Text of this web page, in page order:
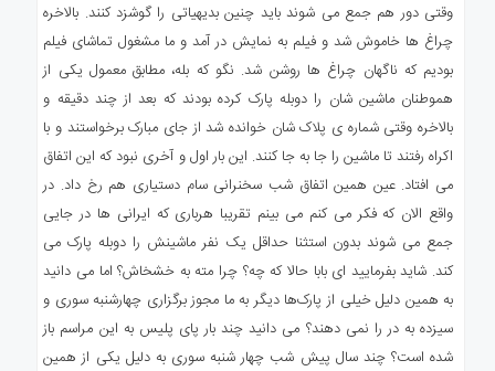
وقتی دور هم جمع می شوند باید چنین بدیهیاتی را گوشزد کنند. بالاخره
چراغ ها خاموش شد و فیلم به نمایش در آمد و ما مشغول تماشای فیلم
بودیم که ناگهان چراغ ها روشن شد. نگو که بله، مطابق معمول یکی از
هموطنان ماشین شان را دوبله پارک کرده بودند که بعد از چند دقیقه و
بالاخره وقتی شماره ی پلاک شان خوانده شد از جای مبارک برخواستند و با
اکراه رفتند تا ماشین را جا به جا کنند. این بار اول و آخری نبود که این اتفاق
می افتاد. عین همین اتفاق شب سخنرانی سام دستیاری هم رخ داد. در
واقع الان که فکر می کنم می بینم تقریبا هرباری که ایرانی ها در جایی
جمع می شوند بدون استثنا حداقل یک نفر ماشینش را دوبله پارک می
کند. شاید بفرمایید ای بابا حالا که چه؟ چرا مته به خشخاش؟ اما می دانید
به همین دلیل خیلی از پارک‌ها دیگر به ما مجوز برگزاری چهارشنبه سوری و
سیزده به در را نمی دهند؟ می دانید چند بار پای پلیس به این مراسم باز
شده است؟ چند سال پیش شب چهار شنبه سوری به دلیل یکی از همین